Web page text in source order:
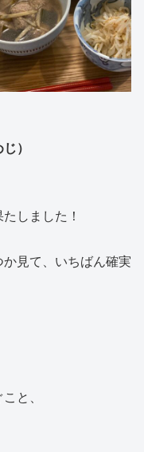
）
しました！
見て、いちばん確実
と、